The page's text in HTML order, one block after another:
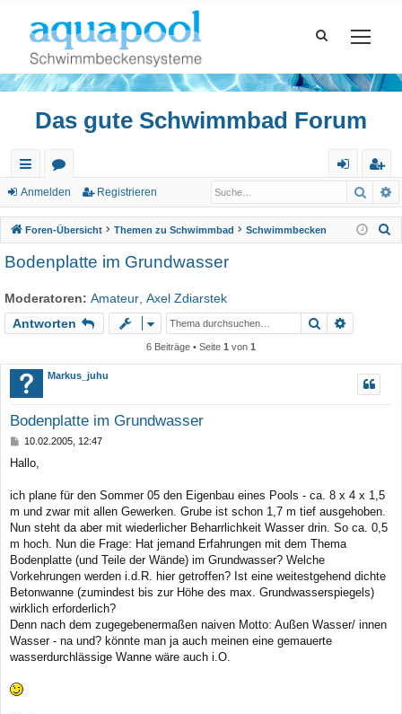
Das gute Schwimmbad Forum
ch
ne
llz
riff
or
en m
el
eg
ist
rie
Anmelden Registrieren
Foren-Übersicht Themen zu Schwimmbad Schwimmbecken
Bodenplatte im Grundwasser
Moderatoren: Amateur Axel Zdiarstek
Antworten
Suche
6 Beiträge • Seite 1 von 1
Markus_juhu
Bodenplatte im Grundwasser
B
i
r
a
10.02.2005, 12:47
Hallo,
ich plane für den Sommer 05 den Eigenbau eines Pools - ca. 8 x 4 x 1,5
m und zwar mit allen Gewerken. Grube ist schon 1,7 m tief ausgehoben.
Nun steht da aber mit wiederlicher Beharrlichkeit Wasser drin. So ca. 0,5
m hoch. Nun die Frage: Hat jemand Erfahrungen mit dem Thema
Bodenplatte (und Teile der Wände) im Grundwasser? Welche
Vorkehrungen werden i.d.R. hier getroffen? Ist eine weitestgehend dichte
Betonwanne (zumindest bis zur Höhe des max. Grundwasserspiegels)
wirklich erforderlich?
Denn nach dem zugegebenermaßen naiven Motto: Außen Wasser/ innen
Wasser - na und? könnte man ja auch meinen eine gemauerte
wasserdurchlässige Wanne wäre auch i.O.